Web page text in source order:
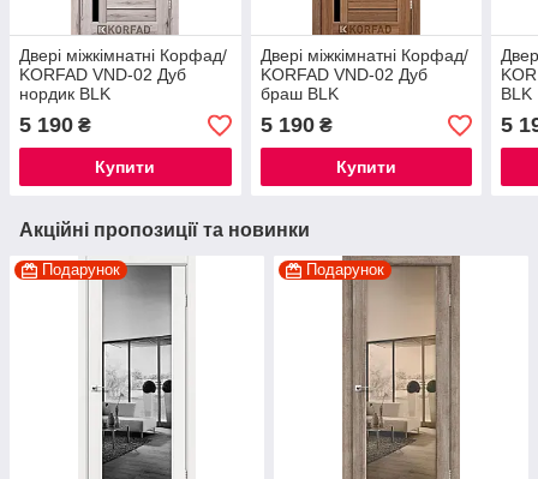
Двері міжкімнатні Корфад/
KORFAD VND-02 Дуб
нордик BLK
5 190 ₴
Купити
Двері міжкімнатні Корфад/
KORFAD VND-02 Дуб
браш BLK
5 190₴
Купити
BLK
5
Акційні пропозиції та новинки
Подарунок Подарунок